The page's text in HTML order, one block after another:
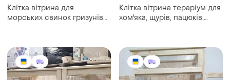
Клітка вітрина для
морських свинок гризунів
Клітка вітрина тераріум для
хом'яка, щурів, пацюків,